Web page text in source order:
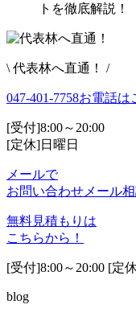
トを徹底解説！
\ 代表林へ直通！ /
047-401-7758お電話は
[受付]8:00～20:00
[定休]日曜日
メールで
お問い合わせ メール
無料見積もりは
こちらから！
[受付]8:00～20:00 [定
blog